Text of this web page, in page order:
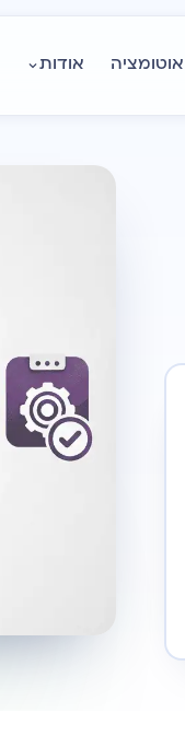
אוטומציה אודות